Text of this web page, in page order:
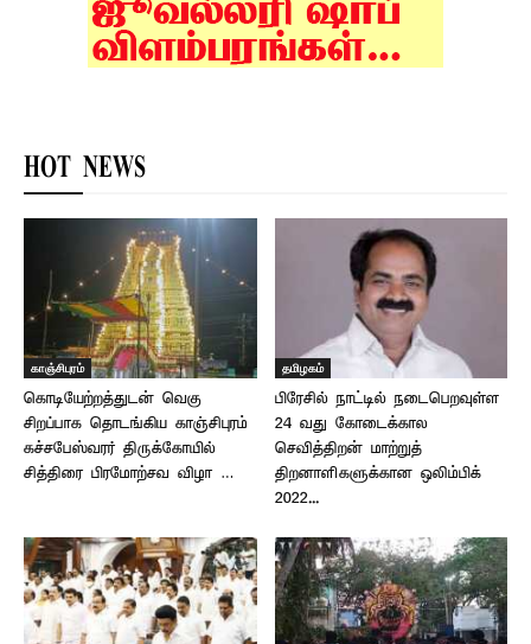
HOT NEWS
காஞ்சிபுரம்
கொடியேற்றத்துடன் வெகு
சிறப்பாக தொடங்கிய காஞ்சிபுரம்
கச்சபேஸ்வரர் திருக்கோயில்
சித்திரை பிரமோற்சவ விழா …
தமிழகம்
பிரேசில் நாட்டில் நடைபெறவுள்ள
24 வது கோடைக்கால
செவித்திறன் மாற்றுத்
திறனாளிகளுக்கான ஒலிம்பிக்
2022...